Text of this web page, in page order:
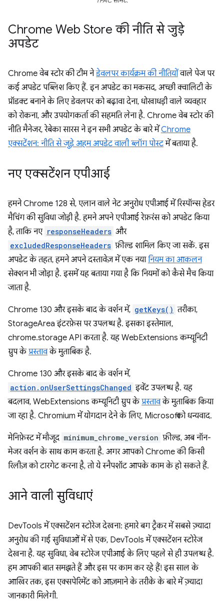
Chrome Web Store की नीति से जुड़े
अपडेट
Chrome वेब स्टोर की टीम नेडेवलपर कार्यक्रम की नीतियोंवाले पेज पर
कई अपडेट पब्लिश किए हैं. इन अपडेट का मकसद, अच्छी क्वालिटी के
प्रॉडक्ट बनाने के लिए डेवलपर को बढ़ावा देना, धोखाधड़ी वाले व्यवहार
को रोकना, और उपयोगकर्ता की सहमति लेना है. Chrome वेब स्टोर की
नीति मैनेजर, रेबेका सारस ने इन सभी अपडेट के बारे मेंChrome
एक्सटेंशन: नीति से जुड़े अहम अपडेट वाली ब्लॉग पोस्टमें बताया है.
नए एक्सटेंशन एपीआई
हमने Chrome 128 से, एलान वाले नेट अनुरोध एपीआई में रिस्पॉन्स हेडर
मैचिंग की सुविधा जोड़ी है. हमने अपने एपीआई रेफ़रंस को अपडेट किया
है, ताकि नए responseHeaders और
excludedResponseHeaders फ़ील्ड शामिल किए जा सकें. इस
अपडेट के तहत, हमने अपने दस्तावेज़ में एक नयानियम का आकलन
सेक्शन भी जोड़ा है. इसमें यह बताया गया है कि नियमों को कैसे मैच किया
जाता है.
Chrome 130 और इसके बाद के वर्शन में, getKeys() तरीका,
StorageArea इंटरफ़ेस पर उपलब्ध है. इसका इस्तेमाल,
chrome.storage API करता है. यह WebExtensions कम्यूनिटी
ग्रुप केप्रस्तावके मुताबिक है.
Chrome 130 और इसके बाद के वर्शन में,
action.onUserSettingsChanged इवेंट उपलब्ध है. यह
बदलाव, WebExtensions कम्यूनिटी ग्रुप केप्रस्तावके मुताबिक किया
जा रहा है. Chromium में योगदान देने के लिए, Microsoft को धन्यवाद.
मेनिफ़ेस्ट में मौजूद minimum_chrome_version फ़ील्ड, अब नॉन-
मेजर वर्शन के साथ काम करता है. अगर आपको Chrome की किसी
रिलीज़ को टारगेट करना है, तो ये स्नैपशॉट आपके काम के हो सकते हैं.
आने वाली सुविधाएं
DevTools में एक्सटेंशन स्टोरेज देखना: हमारे बग ट्रैकर में सबसे ज़्यादा
अनुरोध की गई सुविधाओं में से एक, DevTools में एक्सटेंशन स्टोरेज
देखना है. यह सुविधा, वेब स्टोरेज एपीआई के लिए पहले से ही उपलब्ध है.
हम आपकी बात समझते हैं और इस पर काम कर रहे हैं! इस साल के
आखिर तक, इस एक्सपेरिमेंट को आज़माने के तरीके के बारे में ज़्यादा
जानकारी मिलेगी.